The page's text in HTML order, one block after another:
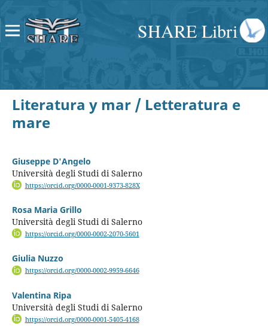
SHARE Libri
Literatura y mar / Letteratura e
mare
Giuseppe D'Angelo
Università degli Studi di Salerno
https://orcid.org/0000-0001-9373-828X
Rosa Maria Grillo
Università degli Studi di Salerno
https://orcid.org/0000-0002-2070-5601
Giulia Nuzzo
https://orcid.org/0000-0002-9959-6646
Valentina Ripa
Università degli Studi di Salerno
https://orcid.org/0000-0001-5405-4168